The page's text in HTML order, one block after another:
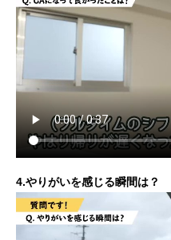
4.やりがいを感じる瞬間は？